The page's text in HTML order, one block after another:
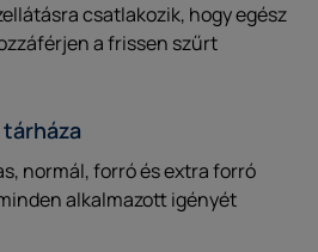
csatlakozik, hogy egész
a frissen szűrt
normál, forró és extra forró
alkalmazott igényét